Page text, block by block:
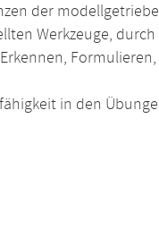
der
Werkzeuge,
in den